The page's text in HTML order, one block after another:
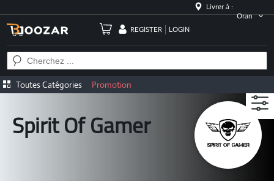
Livrer à :
Oran
REGISTER
LOGIN
Toutes Catégories Promotion
Spirit Of Gamer